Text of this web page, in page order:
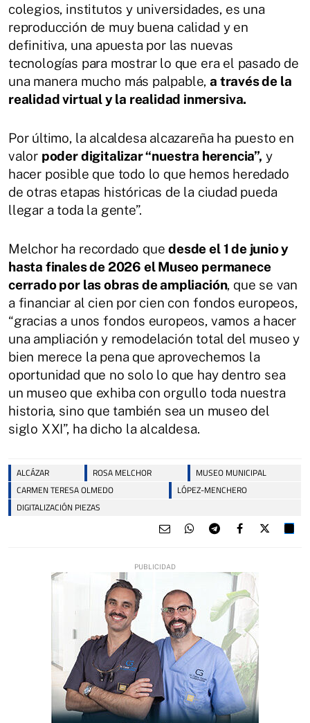
colegios, institutos y universidades, es una
reproducción de muy buena calidad y en
definitiva, una apuesta por las nuevas
tecnologías para mostrar lo que era el pasado de
una manera mucho más palpable,a través de la
realidad virtual y la realidad inmersiva.
Por último, la alcaldesa alcazareña ha puesto en
valor poder digitalizar “nuestra herencia”, y
hacer posible que todo lo que hemos heredado
de otras etapas históricas de la ciudad pueda
llegar a toda la gente”.
Melchor ha recordado quedesde el 1 de junio y
hasta finales de 2026 el Museo permanece
cerrado por las obras de ampliación, que se van
a financiar al cien por cien con fondos europeos,
“gracias a unos fondos europeos, vamos a hacer
una ampliación y remodelación total del museo y
bien merece la pena que aprovechemos la
oportunidad que no solo lo que hay dentro sea
un museo que exhiba con orgullo toda nuestra
historia, sino que también sea un museo del
siglo XXI”, ha dicho la alcaldesa.
ALCÁZAR ROSA MELCHOR
MUSEO MUNICIPAL
CARMEN TERESA OLMEDO
LÓPEZ-MENCHERO
DIGITALIZACIÓN PIEZAS